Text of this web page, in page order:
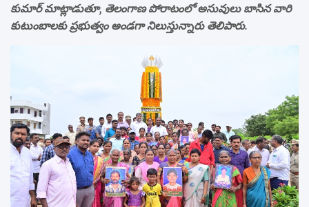
కుమార్ మాట్లాడుతూ, తెలంగాణ పోరాటంలో అసువులు బాసిన వారి
కుటుంబాలకు ప్రభుత్వం అండగా నిలుస్తున్నారు తెలిపారు.